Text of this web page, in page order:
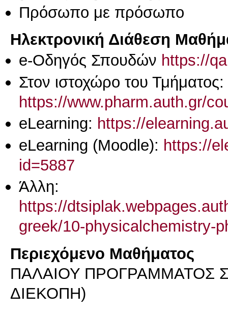
Πρόσωπο με πρόσωπο
Ηλεκτρονική Διάθεση
e-Οδηγός Σπουδών https://
Στον ιστοχώρο του Τμήματος:
https://www.pharm.auth.gr/
eLearning: https://
eLearning (Moodle): https://
id=5887
Άλλη:
https://
greek/10-physicalchemistry-
Περιεχόμενο Μαθήματος
ΠΑΛΑΙΟΥ ΠΡΟΓΡΑΜΜΑΤΟΣ
ΔΙΕΚΟΠΗ)